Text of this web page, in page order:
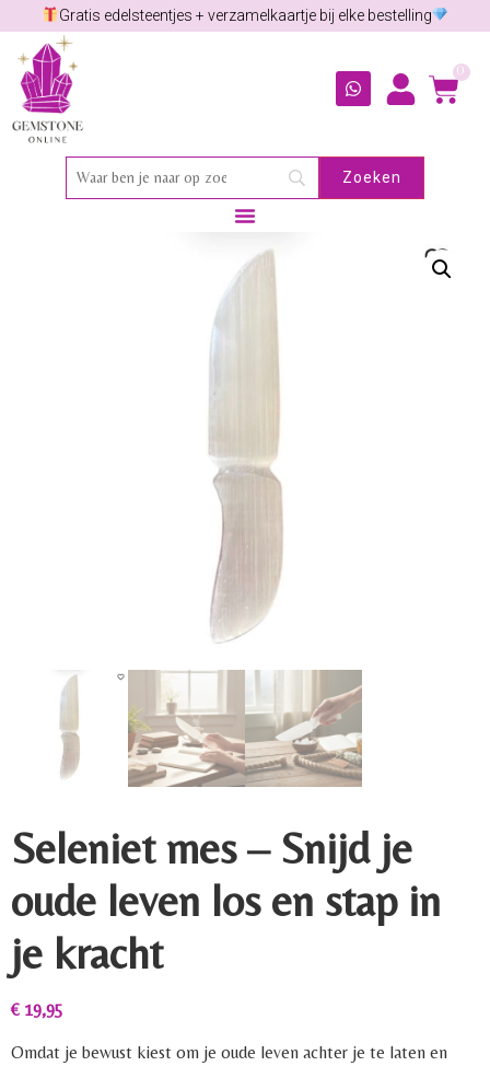
Gratis edelsteentjes + verzamelkaartje bij elke bestelling
0
Seleniet mes – Snijd je
oude leven los en stap in
je kracht
€ 19,95
Omdat je bewust kiest om je oude leven achter je te laten en